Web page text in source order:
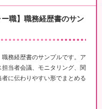
ー職】職務経歴書のサン
務経歴書のサンプルです。ア
当者会議、モニタリング、関
に伝わりやすい形でまとめる